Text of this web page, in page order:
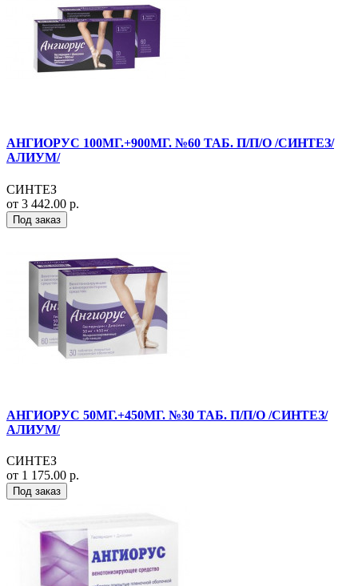
АНГИОРУС 100МГ.+900МГ. №60 ТАБ. П/П/О /СИНТЕЗ/
АЛИУМ/
СИНТЕЗ
от 3 442.00 р.
Под заказ
АНГИОРУС 50МГ.+450МГ. №30 ТАБ. П/П/О /СИНТЕЗ/
АЛИУМ/
СИНТЕЗ
от 1 175.00 р.
Под заказ